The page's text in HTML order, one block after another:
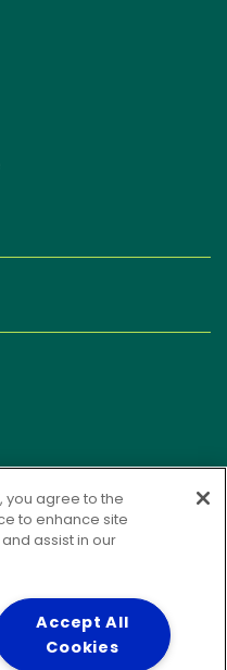
you agree to the
to enhance site
assist in our
Accept All
Cookies